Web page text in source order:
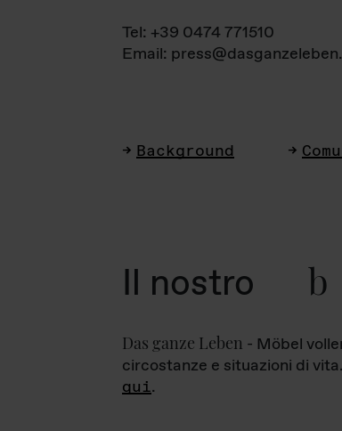
Tel: +39 0474 771510
Email:
Background
Il nostro
Das ganze Leben - Möbel
circostanze e situazioni di
qui.